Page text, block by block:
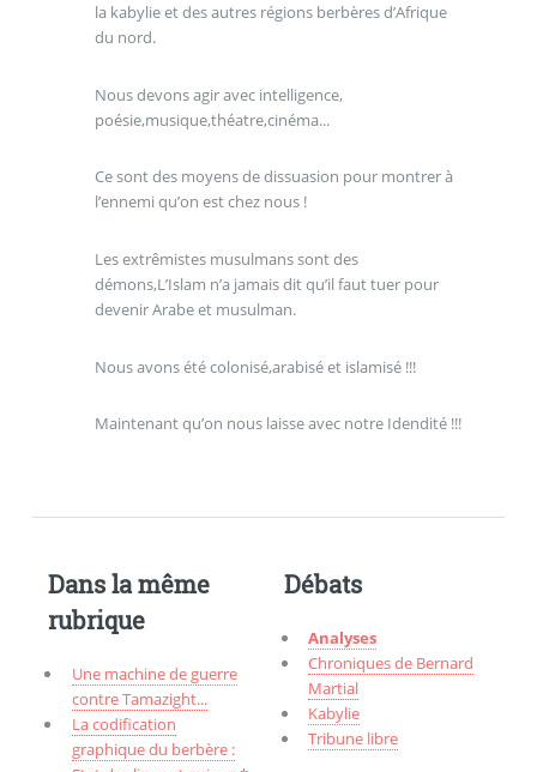
la kabylie et des autres régions berbères d’Afrique
du nord.
Nous devons agir avec intelligence,
poésie,musique,théatre,cinéma...
Ce sont des moyens de dissuasion pour montrer à
l’ennemi qu’on est chez nous !
Les extrêmistes musulmans sont des
démons,L’Islam n’a jamais dit qu’il faut tuer pour
devenir Arabe et musulman.
Nous avons été colonisé,arabisé et islamisé !!!
Maintenant qu’on nous laisse avec notre Idendité !!!
Dans la même
rubrique
Une machine de guerre
contre Tamazight...
La codification
graphique du berbère :
Débats
Analyses
Chroniques de Bernard
Martial
Kabylie
Tribune libre